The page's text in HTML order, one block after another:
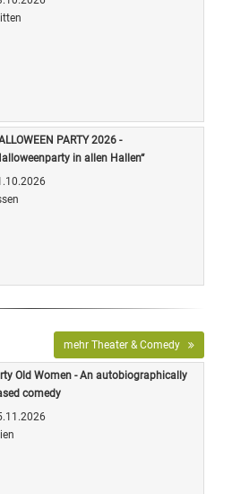
PARTY 2026 -
in allen Hallen“
mehr Theater & Comedy
Old Women - An autobiographically
comedy